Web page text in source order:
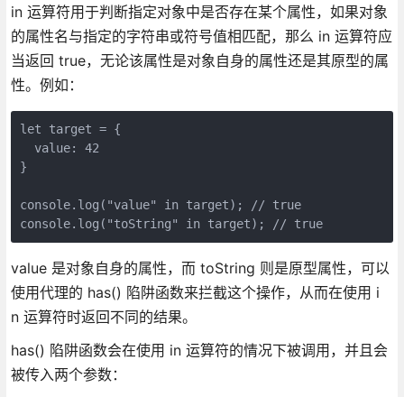
in 运算符用于判断指定对象中是否存在某个属性，如果对象
的属性名与指定的字符串或符号值相匹配，那么 in 运算符应
当返回 true，无论该属性是对象自身的属性还是其原型的属
性。例如：
let target = {
  value: 42
}
console.log("value" in target); // true
console.log("toString" in target); // true
value 是对象自身的属性，而 toString 则是原型属性，可以
使用代理的 has() 陷阱函数来拦截这个操作，从而在使用 i
n 运算符时返回不同的结果。
has() 陷阱函数会在使用 in 运算符的情况下被调用，并且会
被传入两个参数：